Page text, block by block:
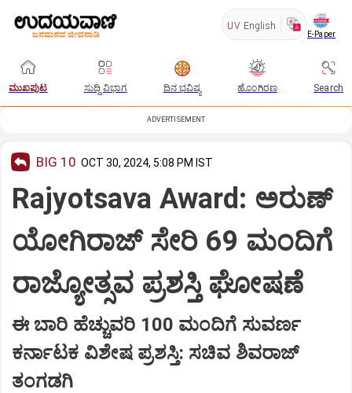
UV English
E-Paper
ಮುಖಪುಟ ಸುದ್ದಿ ವಿಭಾಗ ದಿನ ಭವಿಷ್ಯ ಹೊಂಗಿರಣ Search
ADVERTISEMENT
BIG 10 OCT 30, 2024, 5:08 PM IST
Rajyotsava Award: ಅರುಣ್‌
ಯೋಗಿರಾಜ್‌ ಸೇರಿ 69 ಮಂದಿಗೆ
ರಾಜ್ಯೋತ್ಸವ ಪ್ರಶಸ್ತಿ ಘೋಷಣೆ
ಈ ಬಾರಿ ಹೆಚ್ಚುವರಿ 100 ಮಂದಿಗೆ ಸುವರ್ಣ
ಕರ್ನಾಟಕ ವಿಶೇಷ ಪ್ರಶಸ್ತಿ: ಸಚಿವ ಶಿವರಾಜ್
ತಂಗಡಗಿ